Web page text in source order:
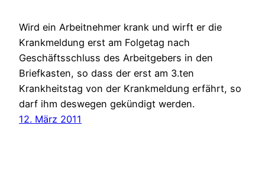
Wird ein Arbeitnehmer krank und wirft er die
Krankmeldung erst am Folgetag nach
Geschäftsschluss des Arbeitgebers in den
Briefkasten, so dass der erst am 3.ten
Krankheitstag von der Krankmeldung erfährt, so
darf ihm deswegen gekündigt werden.
12. März 2011